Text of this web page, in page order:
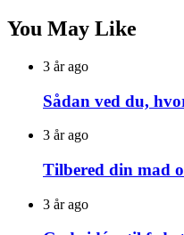
You May Like
3 år ago
Sådan ved du,
3 år ago
Tilbered din mad
3 år ago